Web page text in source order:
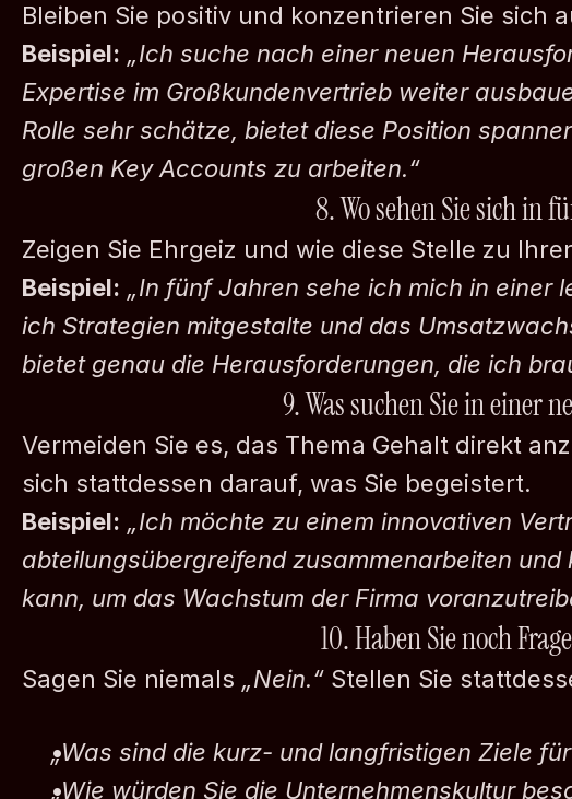
Bleiben Sie positiv und konzentrieren Sie sich
Beispiel: „Ich suche nach einer neuen
Expertise im Großkundenvertrieb weiter
Rolle sehr schätze, bietet diese Position
großen Key Accounts zu arbeiten.“
8. Wo sehen Sie sich in
Zeigen Sie Ehrgeiz und wie diese Stelle zu
Beispiel: „In fünf Jahren sehe ich mich in einer
ich Strategien mitgestalte und das
bietet genau die Herausforderungen, die ich
9. Was suchen Sie in einer
Vermeiden Sie es, das Thema Gehalt direkt
sich stattdessen darauf, was Sie begeistert.
Beispiel: „Ich möchte zu einem innovativen
abteilungsübergreifend zusammenarbeiten
kann, um das Wachstum der Firma
10. Haben Sie noch
Sagen Sie niemals „Nein.“ Stellen Sie
„Was sind die kurz- und langfristigen Ziele
„Wie würden Sie die Unternehmenskultur